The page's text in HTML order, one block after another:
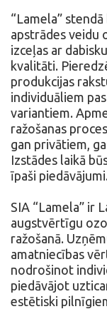
“Lamela”
apstrādes veidu
izceļas ar
kvalitāti.
produkcijas
individuāliem
variantiem.
ražošanas
gan privātiem,
Izstādes laikā
īpaši
SIA “Lamela” ir
augstvērtīgu
ražošanā.
amatniecības
nodrošinot
piedāvājot
estētiski